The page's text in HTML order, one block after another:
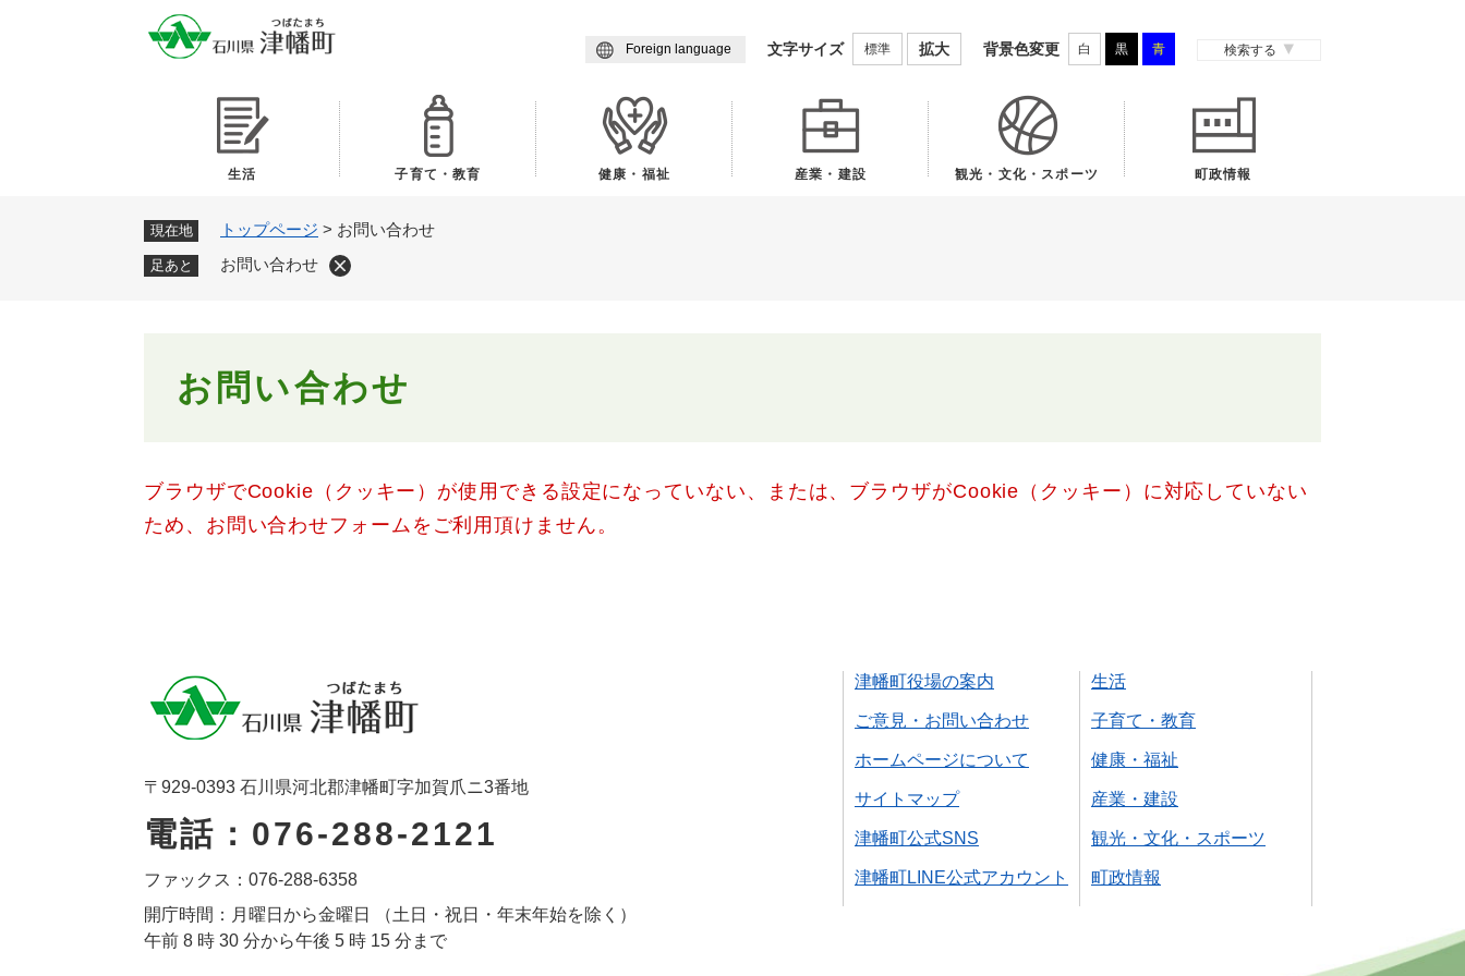
Foreign language 文字サイズ 標準 拡大 背景色変更 白 黒 青 検索する
生活 子育て・教育 健康・福祉 産業・建設 観光・文化・スポーツ 町政情報
現在地 トップページ > お問い合わせ
足あと お問い合わせ
お問い合わせ
ブラウザでCookie（クッキー）が使用できる設定になっていない、または、ブラウザがCookie（クッキー）に対応していない
ため、お問い合わせフォームをご利用頂けません。
〒929-0393 石川県河北郡津幡町字加賀爪ニ3番地
電話：076-288-2121
ファックス：076-288-6358
開庁時間：月曜日から金曜日 （土日・祝日・年末年始を除く）
午前 8 時 30 分から午後 5 時 15 分まで
津幡町役場の案内
ご意見・お問い合わせ
ホームページについて
サイトマップ
津幡町公式SNS
津幡町LINE公式アカウント
生活
子育て・教育
健康・福祉
産業・建設
観光・文化・スポーツ
町政情報